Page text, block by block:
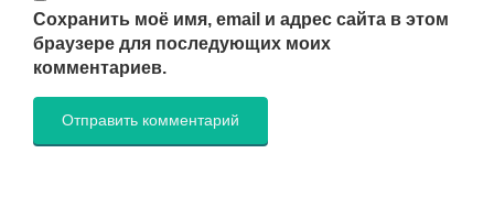
Сохранить моё имя, email и адрес сайта в этом
браузере для последующих моих
комментариев.